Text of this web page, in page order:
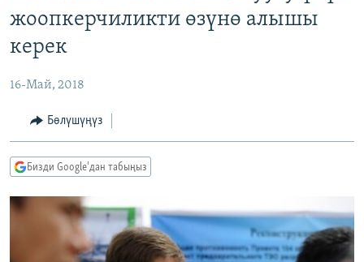
МАДАНИЯТ
ТВ ПРОГРАММАЛАР
БҮГҮН АЗАТТЫКТА
ДАНИСТЕ
ЭЖЕ-СИҢДИЛЕР
ПОДКАСТ
Русский
ОНЛАЙН ШЕРИНЕ
жоопкерчиликти өзүнө алышы
керек
16-Май, 2018
Бөлүшүңүз
Бизди Google'дан табыңыз